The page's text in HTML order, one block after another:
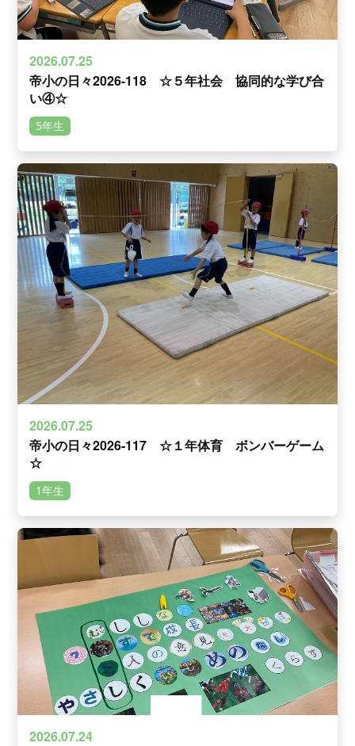
2026.07.25
帝小の日々2026-118 ☆５年社会 協同的な学び合
い④☆
5年生
2026.07.25
帝小の日々2026-117 ☆１年体育 ボンバーゲーム
☆
1年生
2026.07.24